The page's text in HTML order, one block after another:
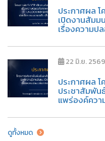
ประกาศผล
เปิดงานสัมม
เรื่องความป
22 มิ.ย. 2569
ประกาศผล โ
ประชาสัมพัน
แพร่องค์คว
ปลอดภัยทาง
ดูทั้งหมด